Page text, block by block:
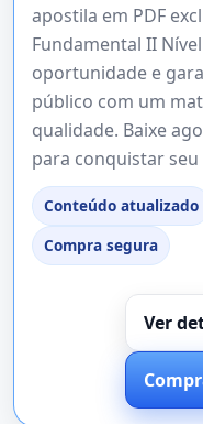
apostila em PDF
Fundamental II
oportunidade e
público com um
qualidade. Baixe
para conquistar
Conteúdo atualizado
Compra segura
Ver